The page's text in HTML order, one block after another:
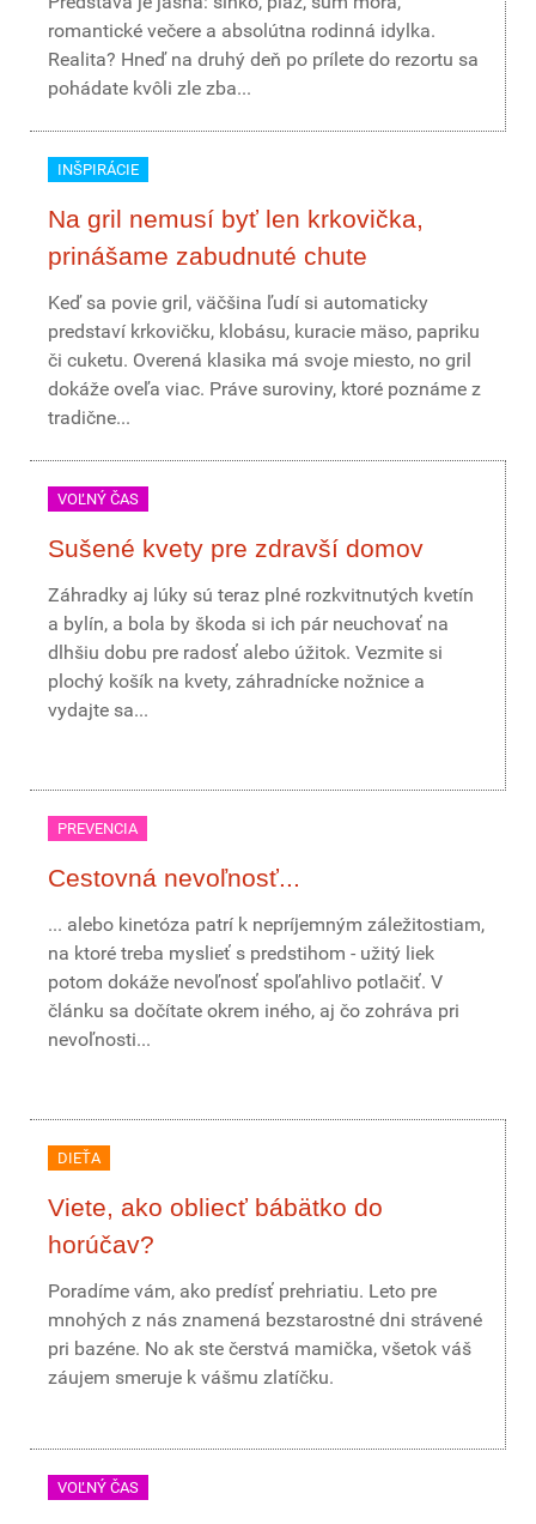
romantické večere a absolútna rodinná idylka.
Realita? Hneď na druhý deň po prílete do rezortu sa
pohádate kvôli zle zba...
INŠPIRÁCIE
Na gril nemusí byť len krkovička,
prinášame zabudnuté chute
Keď sa povie gril, väčšina ľudí si automaticky
predstaví krkovičku, klobásu, kuracie mäso, papriku
či cuketu. Overená klasika má svoje miesto, no gril
dokáže oveľa viac. Práve suroviny, ktoré poznáme z
tradične...
VOĽNÝ ČAS
Sušené kvety pre zdravší domov
Záhradky aj lúky sú teraz plné rozkvitnutých kvetín
a bylín, a bola by škoda si ich pár neuchovať na
dlhšiu dobu pre radosť alebo úžitok. Vezmite si
plochý košík na kvety, záhradnícke nožnice a
vydajte sa...
PREVENCIA
Cestovná nevoľnosť...
... alebo kinetóza patrí k nepríjemným záležitostiam,
na ktoré treba myslieť s predstihom - užitý liek
potom dokáže nevoľnosť spoľahlivo potlačiť. V
článku sa dočítate okrem iného, aj čo zohráva pri
nevoľnosti...
DIEŤA
Viete, ako obliecť bábätko do
horúčav?
Poradíme vám, ako predísť prehriatiu. Leto pre
mnohých z nás znamená bezstarostné dni strávené
pri bazéne. No ak ste čerstvá mamička, všetok váš
záujem smeruje k vášmu zlatíčku.
VOĽNÝ ČAS